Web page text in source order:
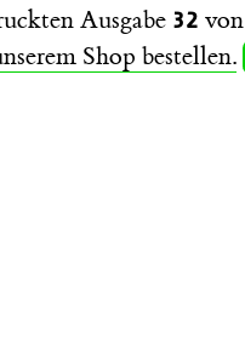
Ausgabe 32 von
Shop bestellen.